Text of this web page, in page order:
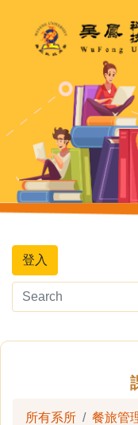
登入
所有系所
餐旅管